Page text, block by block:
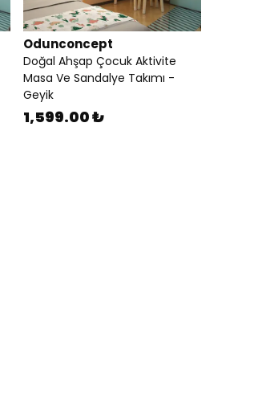
Odunconcept
Doğal Ahşap Çocuk Aktivite
Masa Ve Sandalye Takımı -
Geyik
1,599.00 ₺